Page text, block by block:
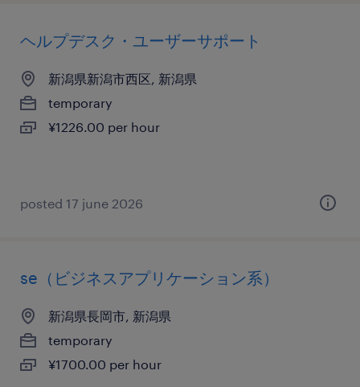
ヘルプデスク・ユーザーサポート
新潟県新潟市西区, 新潟県
temporary
¥1226.00 per hour
posted 17 june 2026
se（ビジネスアプリケーション系）
新潟県長岡市, 新潟県
temporary
¥1700.00 per hour